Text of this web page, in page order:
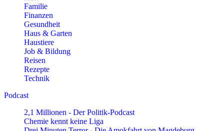
Familie
Finanzen
Gesundheit
Haus & Garten
Haustiere
Job & Bildung
Reisen
Rezepte
Technik
Podcast
2,1 Millionen - Der Politik-Podcast
Chemie kennt keine Liga